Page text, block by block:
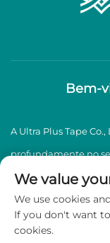
Bem-
A Ultra Plus Tape
profundamente no
décadas,
adesivas BOPP de
We value
We use cookies
If you don't want
cookies.